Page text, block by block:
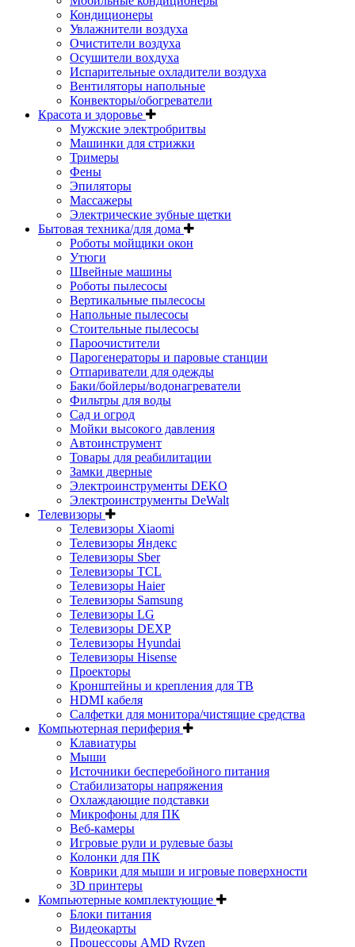
Кондиционеры
Увлажнители воздуха
Очистители воздуха
Осушители вохдуха
Испарительные охладители воздуха
Вентиляторы напольные
Конвекторы/обогреватели
Красота и здоровье
Мужские электробритвы
Машинки для стрижки
Тримеры
Фены
Эпиляторы
Массажеры
Электрические зубные щетки
Бытовая техника/для дома
Роботы мойщики окон
Утюги
Швейные машины
Роботы пылесосы
Вертикальные пылесосы
Напольные пылесосы
Стоительные пылесосы
Пароочистители
Парогенераторы и паровые станции
Отпариватели для одежды
Баки/бойлеры/водонагреватели
Фильтры для воды
Сад и огрод
Мойки высокого давления
Автоинструмент
Товары для реабилитации
Замки дверные
Электроинструменты DEKO
Электроинструменты DeWalt
Телевизоры
Телевизоры Xiaomi
Телевизоры Яндекс
Телевизоры Sber
Телевизоры TCL
Телевизоры Haier
Телевизоры Samsung
Телевизоры LG
Телевизоры DEXP
Телевизоры Hyundai
Телевизоры Hisense
Проекторы
Кронштейны и крепления для ТВ
HDMI кабеля
Салфетки для монитора/чистящие средства
Компьютерная периферия
Клавиатуры
Мыши
Источники бесперебойного питания
Стабилизаторы напряжения
Охлаждающие подставки
Микрофоны для ПК
Веб-камеры
Игровые рули и рулевые базы
Колонки для ПК
Коврики для мыши и игровые поверхности
3D принтеры
Компьютерные комплектующие
Блоки питания
Видеокарты
Процессоры AMD Ryzen